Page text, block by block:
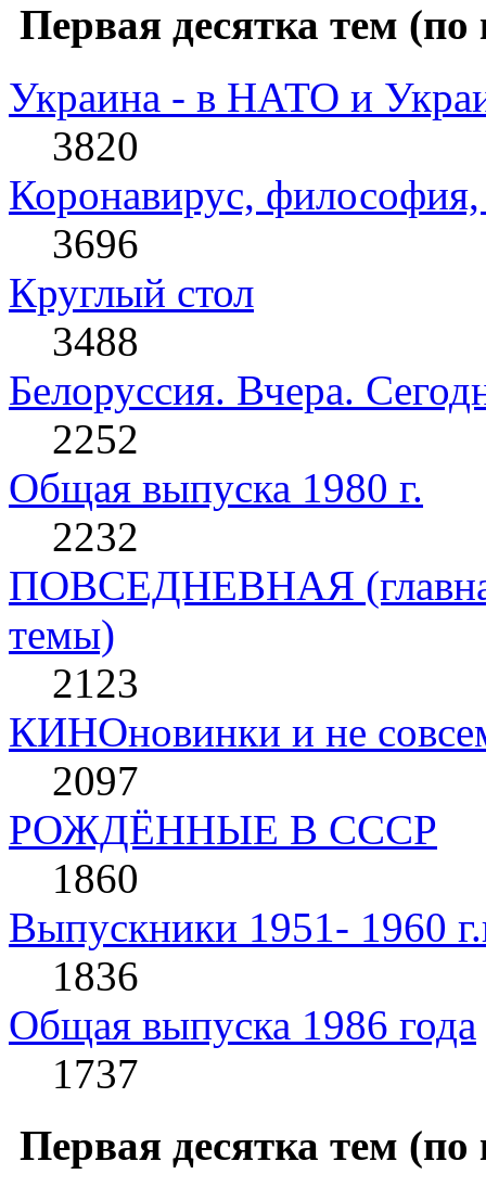
Первая десятка тем (по
Украина - в НАТО и
3820
Коронавирус, философия,
3696
Круглый стол
3488
Белоруссия. Вчера.
2252
Общая выпуска 1980 г.
2232
ПОВСЕДНЕВНАЯ
темы)
2123
КИНОновинки и не
2097
РОЖДЁННЫЕ В СССР
1860
Выпускники 1951- 1960
1836
Общая выпуска 1986 года
1737
Первая десятка тем (по